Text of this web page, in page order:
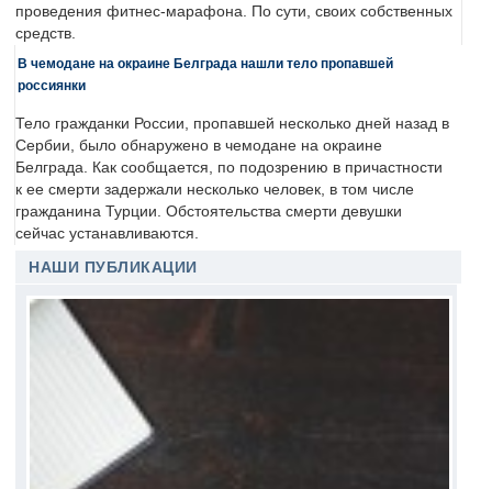
проведения фитнес-марафона. По сути, своих собственных
средств.
В чемодане на окраине Белграда нашли тело пропавшей
россиянки
Тело гражданки России, пропавшей несколько дней назад в
Сербии, было обнаружено в чемодане на окраине
Белграда. Как сообщается, по подозрению в причастности
к ее смерти задержали несколько человек, в том числе
гражданина Турции. Обстоятельства смерти девушки
сейчас устанавливаются.
НАШИ ПУБЛИКАЦИИ